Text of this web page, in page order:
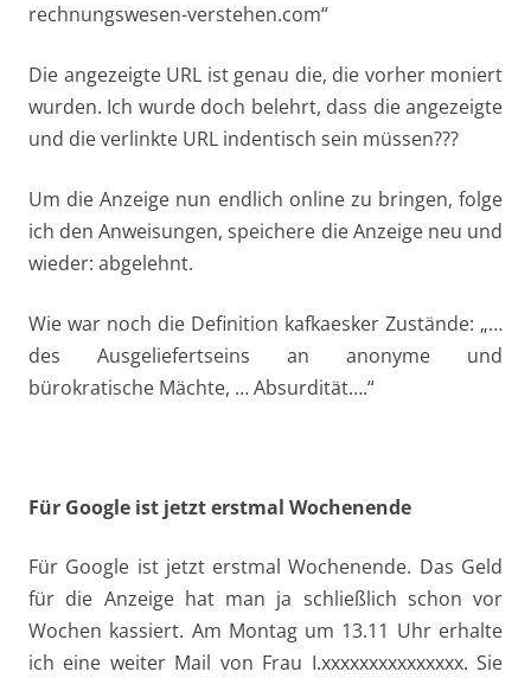
rechnungswesen-verstehen.com“
Die angezeigte URL ist genau die, die vorher moniert
wurden. Ich wurde doch belehrt, dass die angezeigte
und die verlinkte URL indentisch sein müssen???
Um die Anzeige nun endlich online zu bringen, folge
ich den Anweisungen, speichere die Anzeige neu und
wieder: abgelehnt.
Wie war noch die Definition kafkaesker Zustände: „…
des Ausgeliefertseins an anonyme und
bürokratische Mächte, … Absurdität….“
Für Google ist jetzt erstmal Wochenende
Für Google ist jetzt erstmal Wochenende. Das Geld
für die Anzeige hat man ja schließlich schon vor
Wochen kassiert. Am Montag um 13.11 Uhr erhalte
ich eine weiter Mail von Frau I.xxxxxxxxxxxxxxx. Sie